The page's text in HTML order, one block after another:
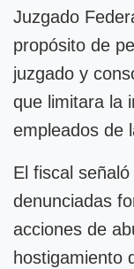
Juzgado
propósito de
juzgado y
que limitara la
empleados de
El fiscal
denunciadas
acciones de
hostigamiento